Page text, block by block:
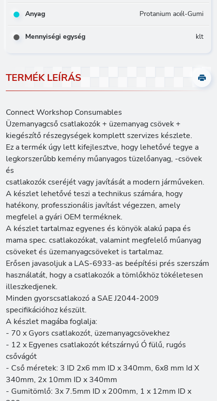
TERMÉK LEÍRÁS
Connect Workshop Consumables
Üzemanyagcső csatlakozók + üzemanyag csövek +
kiegészítő részegységek komplett szervizes készlete.
Ez a termék úgy lett kifejlesztve, hogy lehetővé tegye a
legkorszerűbb kemény műanyagos tüzelőanyag, -csövek
és
csatlakozók cseréjét vagy javítását a modern járműveken.
A készlet lehetővé teszi a technikus számára, hogy
hatékony, professzionális javítást végezzen, amely
megfelel a gyári OEM terméknek.
A készlet tartalmaz egyenes és könyök alakú papa és
mama spec. csatlakozókat, valamint megfelelő műanyag
csöveket és üzemanyagcsöveket is tartalmaz.
Erősen javasoljuk a LAS-6933-as beépítési prés szerszám
használatát, hogy a csatlakozók a tömlőkhöz tökéletesen
illeszkedjenek.
Minden gyorscsatlakozó a SAE J2044-2009
specifikációhoz készült.
A készlet magába foglalja:
- 70 x Gyors csatlakozót, üzemanyagcsövekhez
- 12 x Egyenes csatlakozót kétszárnyú Ó fülű, rugós
csővágót
- Cső méretek: 3 ID 2x6 mm ID x 340mm, 6x8 mm Id X
340mm, 2x 10mm ID x 340mm
- Gumitömlő: 3x 7.5mm ID x 200mm, 1 x 12mm ID x
Anyag Protanium acél-Gumi
Mennyiségi egység klt